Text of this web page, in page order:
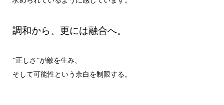
調和から、更には融合へ。
”正しさ”が敵を生み、
そして可能性という余白を制限する。